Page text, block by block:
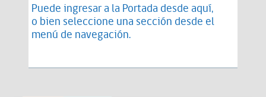
Puede ingresar a la Portada desde aquí,
o bien seleccione una sección desde el
menú de navegación.